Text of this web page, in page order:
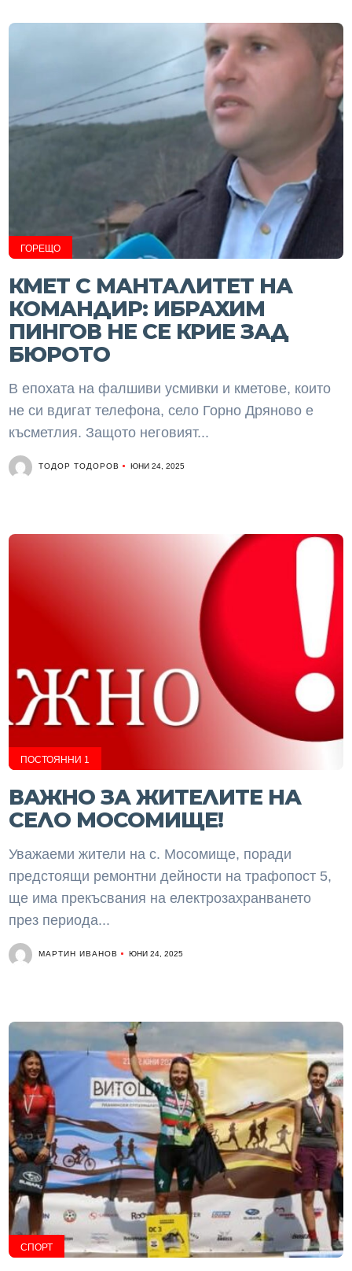
ГОРЕЩО
КМЕТ С МАНТАЛИТЕТ НА
КОМАНДИР: ИБРАХИМ
ПИНГОВ НЕ СЕ КРИЕ ЗАД
БЮРОТО
В епохата на фалшиви усмивки и кметове, които
не си вдигат телефона, село Горно Дряново е
късметлия. Защото неговият...
ТОДОР ТОДОРОВ ЮНИ 24, 2025
ПОСТОЯННИ 1
ВАЖНО ЗА ЖИТЕЛИТЕ НА
СЕЛО МОСОМИЩЕ!
Уважаеми жители на с. Мосомище, поради
предстоящи ремонтни дейности на трафопост 5,
ще има прекъсвания на електрозахранването
през периода...
МАРТИН ИВАНОВ ЮНИ 24, 2025
СПОРТ